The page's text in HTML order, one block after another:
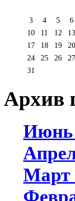
3
4 5 6
10
11 12 13
17
18 19 20
24
25 26 27
31
Архив
Июнь
Март